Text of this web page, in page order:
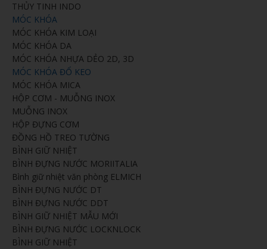
THỦY TINH INDO
MÓC KHÓA
MÓC KHÓA KIM LOẠI
MÓC KHÓA DA
MÓC KHÓA NHỰA DẺO 2D, 3D
MÓC KHÓA ĐỔ KEO
MÓC KHÓA MICA
HỘP CƠM - MUỖNG INOX
MUỖNG INOX
HỘP ĐỰNG CƠM
ĐỒNG HỒ TREO TƯỜNG
BÌNH GIỮ NHIỆT
BÌNH ĐỰNG NƯỚC MORIITALIA
Bình giữ nhiệt văn phòng ELMICH
BÌNH ĐỰNG NƯỚC DT
BÌNH ĐỰNG NƯỚC DDT
BÌNH GIỮ NHIỆT MẪU MỚI
BÌNH ĐỰNG NƯỚC LOCKNLOCK
BÌNH GIỮ NHIỆT